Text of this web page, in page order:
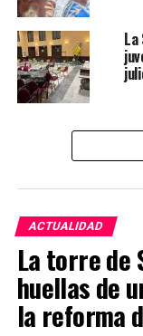
ACTUALIDAD
La torre de
huellas de
la reforma